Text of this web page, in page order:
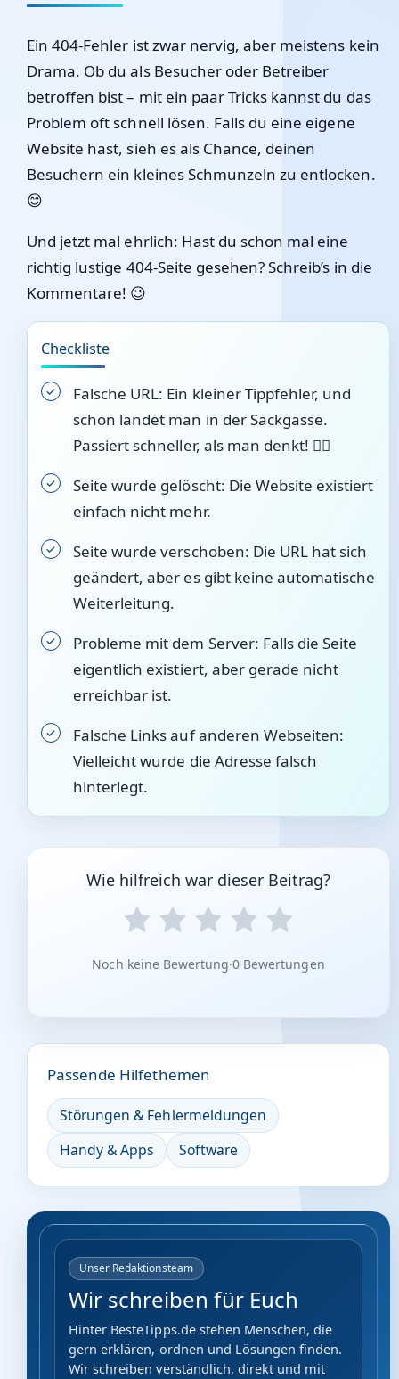
Ein 404-Fehler ist zwar nervig, aber meistens kein
Drama. Ob du als Besucher oder Betreiber
betroffen bist – mit ein paar Tricks kannst du das
Problem oft schnell lösen. Falls du eine eigene
Website hast, sieh es als Chance, deinen
Besuchern ein kleines Schmunzeln zu entlocken.
😊
Und jetzt mal ehrlich: Hast du schon mal eine
richtig lustige 404-Seite gesehen? Schreib’s in die
Kommentare! 😉
Checkliste
Falsche URL: Ein kleiner Tippfehler, und
schon landet man in der Sackgasse.
Passiert schneller, als man denkt! 🤦‍♂️
Seite wurde gelöscht: Die Website existiert
einfach nicht mehr.
Seite wurde verschoben: Die URL hat sich
geändert, aber es gibt keine automatische
Weiterleitung.
Probleme mit dem Server: Falls die Seite
eigentlich existiert, aber gerade nicht
erreichbar ist.
Falsche Links auf anderen Webseiten:
Vielleicht wurde die Adresse falsch
hinterlegt.
Wie hilfreich war dieser Beitrag?
Noch keine Bewertung·0 Bewertungen
Passende Hilfethemen
Störungen & Fehlermeldungen
Handy & Apps
Software
Unser Redaktionsteam
Wir schreiben für Euch
Hinter BesteTipps.de stehen Menschen, die
gern erklären, ordnen und Lösungen finden.
Wir schreiben verständlich, direkt und mit